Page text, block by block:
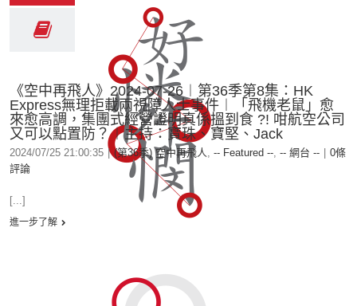
《空中再飛人》2024-07-26︱第36季第8集：HK
Express無理拒載兩視障人士事件︱「飛機老鼠」愈
來愈高調，集團式經營證明真係搵到食 ?! 咁航空公司
又可以點置防？︱主持：寶珠、寶堅、Jack
2024/07/25 21:00:35 | (第36季) 空中再飛人, -- Featured --, -- 網台 --
0條
評論
[...]
進一步了解